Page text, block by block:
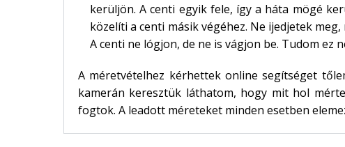
kerüljön. A centi egyik fele, így a háta mögé
közelíti a centi másik végéhez. Ne ijedjetek
A centi ne lógjon, de ne is vágjon be. Tudom ez
A méretvételhez kérhettek online segítséget
kamerán keresztük láthatom, hogy mit hol
fogtok. A leadott méreteket minden esetben